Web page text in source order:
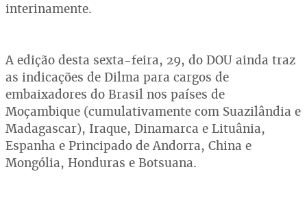
interinamente.
A edição desta sexta-feira, 29, do DOU ainda traz
as indicações de Dilma para cargos de
embaixadores do Brasil nos países de
Moçambique (cumulativamente com Suazilândia e
Madagascar), Iraque, Dinamarca e Lituânia,
Espanha e Principado de Andorra, China e
Mongólia, Honduras e Botsuana.